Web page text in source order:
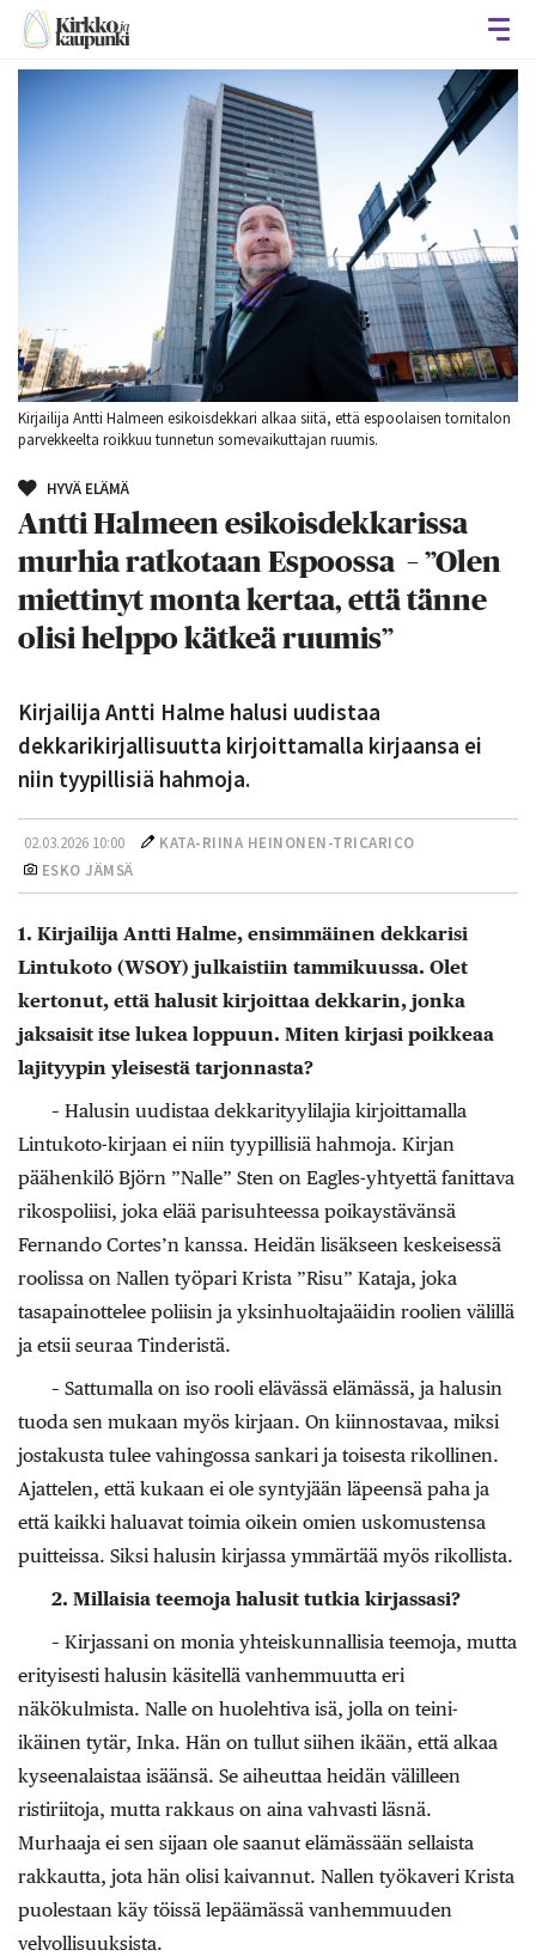
Kirjailija Antti Halmeen esikoisdekkari alkaa siitä, että espoolaisen tornitalon
parvekkeelta roikkuu tunnetun somevaikuttajan ruumis.
HYVÄ ELÄMÄ
Antti Halmeen esikoisdekkarissa
murhia ratkotaan Espoossa – ”Olen
miettinyt monta kertaa, että tänne
olisi helppo kätkeä ruumis”
Kirjailija Antti Halme halusi uudistaa
dekkarikirjallisuutta kirjoittamalla kirjaansa ei
niin tyypillisiä hahmoja.
02.03.2026 10:00
KATA-RIINA HEINONEN-TRICARICO
ESKO JÄMSÄ
1. Kirjailija Antti Halme, ensimmäinen dekkarisi
Lintukoto (WSOY) julkaistiin tammikuussa. Olet
kertonut, että halusit kirjoittaa dekkarin, jonka
jaksaisit itse lukea loppuun. Miten kirjasi poikkeaa
lajityypin yleisestä tarjonnasta?
– Halusin uudistaa dekkarityylilajia kirjoittamalla
Lintukoto-kirjaan ei niin tyypillisiä hahmoja. Kirjan
päähenkilö Björn ”Nalle” Sten on Eagles-yhtyettä fanittava
rikospoliisi, joka elää parisuhteessa poikaystävänsä
Fernando Cortes’n kanssa. Heidän lisäkseen keskeisessä
roolissa on Nallen työpari Krista ”Risu” Kataja, joka
tasapainottelee poliisin ja yksinhuoltajaäidin roolien välillä
ja etsii seuraa Tinderistä.
– Sattumalla on iso rooli elävässä elämässä, ja halusin
tuoda sen mukaan myös kirjaan. On kiinnostavaa, miksi
jostakusta tulee vahingossa sankari ja toisesta rikollinen.
Ajattelen, että kukaan ei ole syntyjään läpeensä paha ja
että kaikki haluavat toimia oikein omien uskomustensa
puitteissa. Siksi halusin kirjassa ymmärtää myös rikollista.
2. Millaisia teemoja halusit tutkia kirjassasi?
– Kirjassani on monia yhteiskunnallisia teemoja, mutta
erityisesti halusin käsitellä vanhemmuutta eri
näkökulmista. Nalle on huolehtiva isä, jolla on teini-
ikäinen tytär, Inka. Hän on tullut siihen ikään, että alkaa
kyseenalaistaa isäänsä. Se aiheut­taa heidän välilleen
ristiriitoja, mutta rakkaus on aina vahvasti läsnä.
Murhaaja ei sen sijaan ole saanut elämässään sellaista
rakkautta, jota hän olisi kaivannut. Nallen työkaveri Krista
puolestaan käy töissä lepäämässä vanhemmuuden
velvollisuuksista.